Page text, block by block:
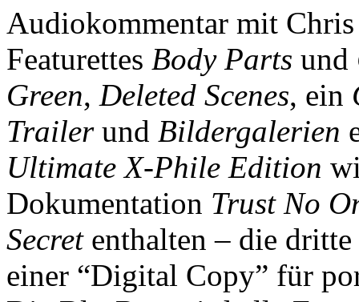
Audiokommentar mit
Featurettes Body Parts und
Green, Deleted Scenes, ein
Trailerund Bildergalerien
Ultimate X-Phile Edition
Dokumentation Trust No
Secretenthalten – die
einer “Digital Copy” für